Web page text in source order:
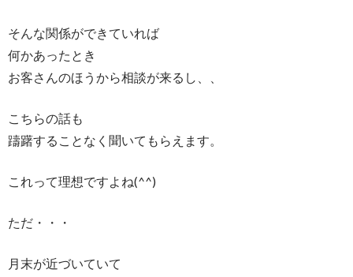
そんな関係ができていれば
何かあったとき
お客さんのほうから相談が来るし、、
こちらの話も
躊躇することなく聞いてもらえます。
これって理想ですよね(^^)
ただ・・・
月末が近づいていて